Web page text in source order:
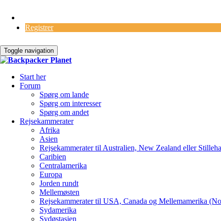
Registrer
Toggle navigation
Start her
Forum
Spørg om lande
Spørg om interesser
Spørg om andet
Rejsekammerater
Afrika
Asien
Rejsekammerater til Australien, New Zealand eller
Caribien
Centralamerika
Europa
Jorden rundt
Mellemøsten
Rejsekammerater til USA, Canada og Mellemamerika
Sydamerika
Sydøstasien